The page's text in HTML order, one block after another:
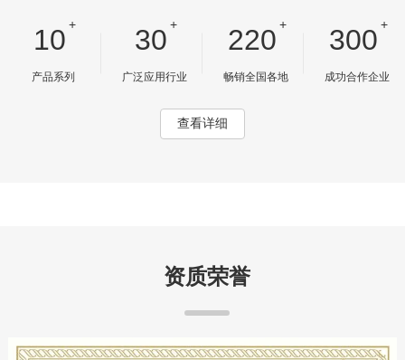
10 +
产品系列
30 +
广泛应用行业
220 +
畅销全国各地
300 +
成功合作企业
查看详细
资质荣誉